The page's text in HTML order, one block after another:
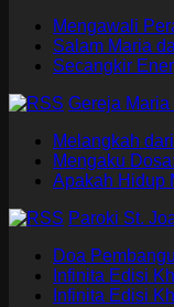
Mengawali
Salam Maria
Secangkir
Gereja
Melangkah
Mengaku
Apakah Hidup
Paroki St.
Doa
Infinita Edisi
Infinita Edisi